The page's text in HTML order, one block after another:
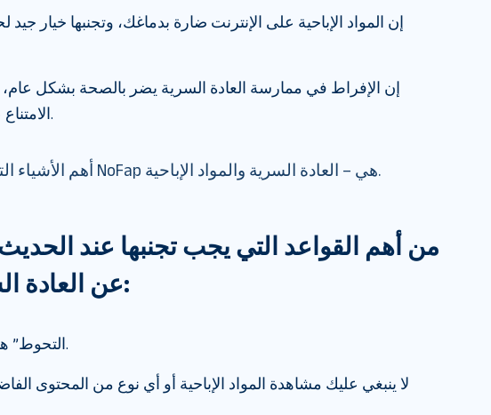
إن المواد الإباحية على الإنترنت ضارة بدماغك، وتجنبها خيار
إن الإفراط في ممارسة العادة السرية يضر بالصحة بشكل عام،
الامتناع عنها مفيد لها.
أهم الأشياء التي يجب تجنبها في NoFap هي – العادة السرية والمواد الإباحية.
من أهم القواعد التي يجب تجنبها عند الحديث
عن العادة السرية ما يلي:
“التحوط” هو قيد صارم.
لا ينبغي عليك مشاهدة المواد الإباحية أو أي نوع من المحتوى